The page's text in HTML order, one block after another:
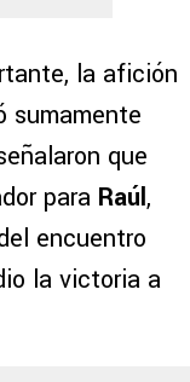
la afición
sumamente
que
para Raúl,
encuentro
la victoria a